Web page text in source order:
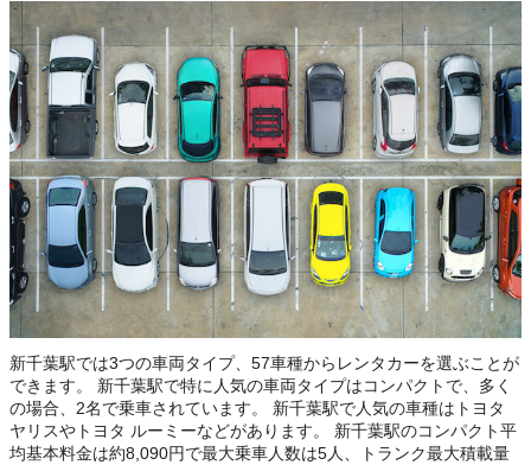
新千葉駅では3つの車両タイプ、57車種からレンタカーを選ぶことが
できます。 新千葉駅で特に人気の車両タイプはコンパクトで、多く
の場合、2名で乗車されています。 新千葉駅で人気の車種はトヨタ
ヤリスやトヨタ ルーミーなどがあります。 新千葉駅のコンパクト平
均基本料金は約8,090円で最大乗車人数は5人、トランク最大積載量